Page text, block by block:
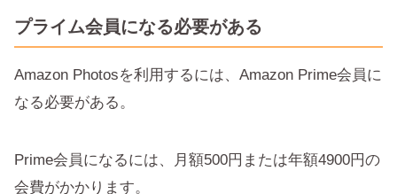
プライム会員になる必要がある
Amazon Photosを利用するには、Amazon Prime会員に
なる必要がある。
Prime会員になるには、月額500円または年額4900円の
会費がかかります。